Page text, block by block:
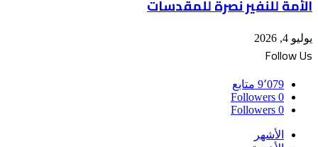
الأمة للنفير نصرةً للمقدسات
يوليو 4, 2026
Follow Us
9٬079 متابع
0
Followers
0
Followers
الأشهر